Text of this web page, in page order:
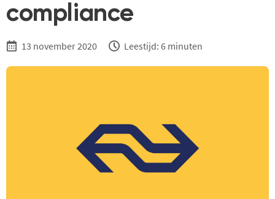
compliance
13 november 2020 Leestijd: 6 minuten